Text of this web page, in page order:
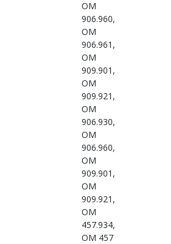
OM
906.960,
OM
906.961,
OM
909.901,
OM
909.921,
OM
906.930,
OM
906.960,
OM
909.901,
OM
909.921,
OM
457.934,
OM 457